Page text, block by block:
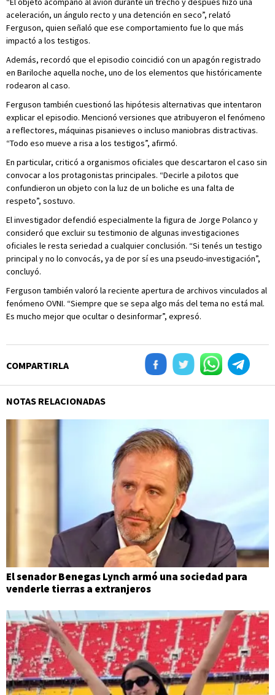
aceleración, un ángulo recto y una detención en seco”, relató
Ferguson, quien señaló que ese comportamiento fue lo que más
impactó a los testigos.
Además, recordó que el episodio coincidió con un apagón registrado
en Bariloche aquella noche, uno de los elementos que históricamente
rodearon al caso.
Ferguson también cuestionó las hipótesis alternativas que intentaron
explicar el episodio. Mencionó versiones que atribuyeron el fenómeno
a reflectores, máquinas pisanieves o incluso maniobras distractivas.
“Todo eso mueve a risa a los testigos”, afirmó.
En particular, criticó a organismos oficiales que descartaron el caso sin
convocar a los protagonistas principales. “Decirle a pilotos que
confundieron un objeto con la luz de un boliche es una falta de
respeto”, sostuvo.
El investigador defendió especialmente la figura de Jorge Polanco y
consideró que excluir su testimonio de algunas investigaciones
oficiales le resta seriedad a cualquier conclusión. “Si tenés un testigo
principal y no lo convocás, ya de por sí es una pseudo-investigación”,
concluyó.
Ferguson también valoró la reciente apertura de archivos vinculados al
fenómeno OVNI. “Siempre que se sepa algo más del tema no está mal.
Es mucho mejor que ocultar o desinformar”, expresó.
COMPARTIRLA
NOTAS RELACIONADAS
El senador Benegas Lynch armó una sociedad para
venderle tierras a extranjeros